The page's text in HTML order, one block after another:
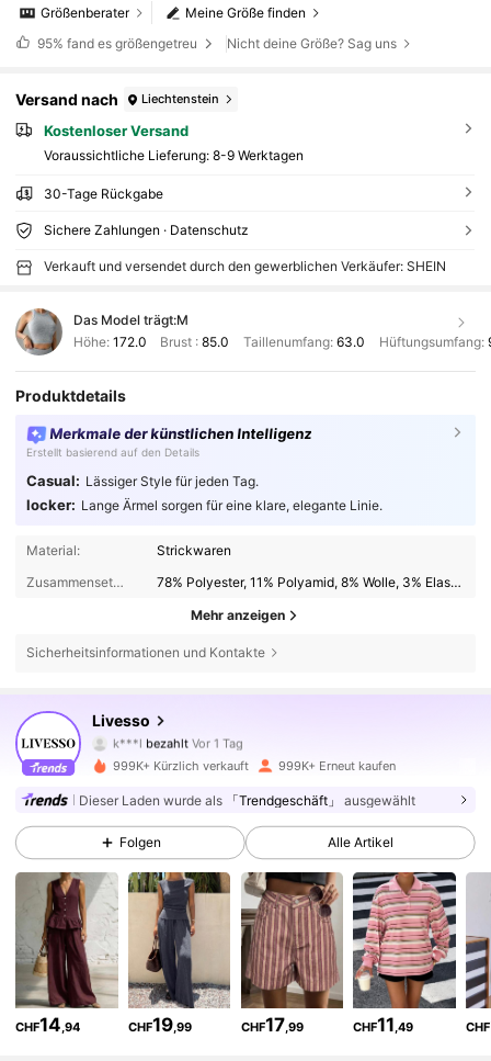
Meine Größe finden
Größenberater
95% fand es größengetreu Nicht deine Größe? Sag uns
Versand nach Liechtenstein
Kostenloser Versand
Voraussichtliche Lieferung: 8-9 Werktagen
30-Tage Rückgabe
Sichere Zahlungen · Datenschutz
Verkauft und versendet durch den gewerblichen Verkäufer: SHEIN
Das Model trägt:M
Höhe: 172.0 Brust :85.0 Taillenumfang: 63.0 Hüftungsumfang:
Produktdetails
Merkmale der künstlichen Intelligenz
Erstellt basierend auf den Details
Casual: Lässiger Style für jeden Tag.
locker: Lange Ärmel sorgen für eine klare, elegante Linie.
Material:
Strickwaren
Zusammensetzung:
78% Polyester, 11% Polyamid, 8% Wolle, 3% Elasthan
Mehr anzeigen
Sicherheitsinformationen und Kontakte
Livesso
4,79
799K Follower
k***l bezahlt
e***k istVor 4 Stunden
4,79 799K Follower
799K Follower
4,79 799K Follower
999K+ Kürzlich verkauft 999K+ Erneut kaufen
Dieser Laden wurde als 「Trendgeschäft」 ausgewählt
Folgen Alle Artikel
CHF14 ,94 CHF19 ,99 CHF17 ,99 CHF11 ,49 CHF